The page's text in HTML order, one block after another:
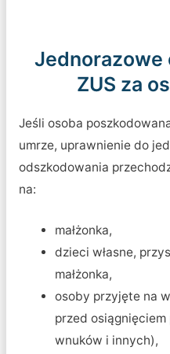
Jednorazowe
ZUS za
Jeśli osoba
umrze, uprawnienie do
odszkodowania
na:
małżonka,
dzieci własne,
małżonka,
osoby przyjęte na
przed
wnuków i innych),